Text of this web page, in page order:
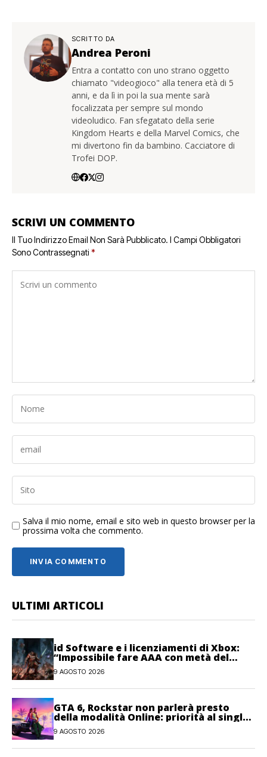
SCRITTO DA
Andrea Peroni
Entra a contatto con uno strano oggetto
chiamato "videogioco" alla tenera età di 5
anni, e da lì in poi la sua mente sarà
focalizzata per sempre sul mondo
videoludico. Fan sfegatato della serie
Kingdom Hearts e della Marvel Comics, che
mi divertono fin da bambino. Cacciatore di
Trofei DOP.
SCRIVI UN COMMENTO
Il Tuo Indirizzo Email Non Sarà Pubblicato. I Campi Obbligatori
Sono Contrassegnati *
Salva il mio nome, email e sito web in questo browser per la
prossima volta che commento.
ULTIMI ARTICOLI
id Software e i licenziamenti di Xbox:
“Impossibile fare AAA con metà del
personale”
9 AGOSTO 2026
GTA 6, Rockstar non parlerà presto
della modalità Online: priorità al single-
player
9 AGOSTO 2026